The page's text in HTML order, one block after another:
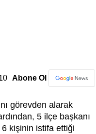
Abone Ol
görevden alarak
5 ilçe başkanı
kişinin istifa ettiği